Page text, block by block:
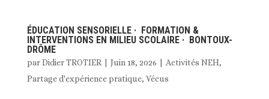
ÉDUCATION SENSORIELLE · FORMATION &
INTERVENTIONS EN MILIEU SCOLAIRE · BONTOUX-
DRÔME
parDidier TROTIER Juin 18, 2026 Activités NEH,
Partage d'expérience pratique, Vécus